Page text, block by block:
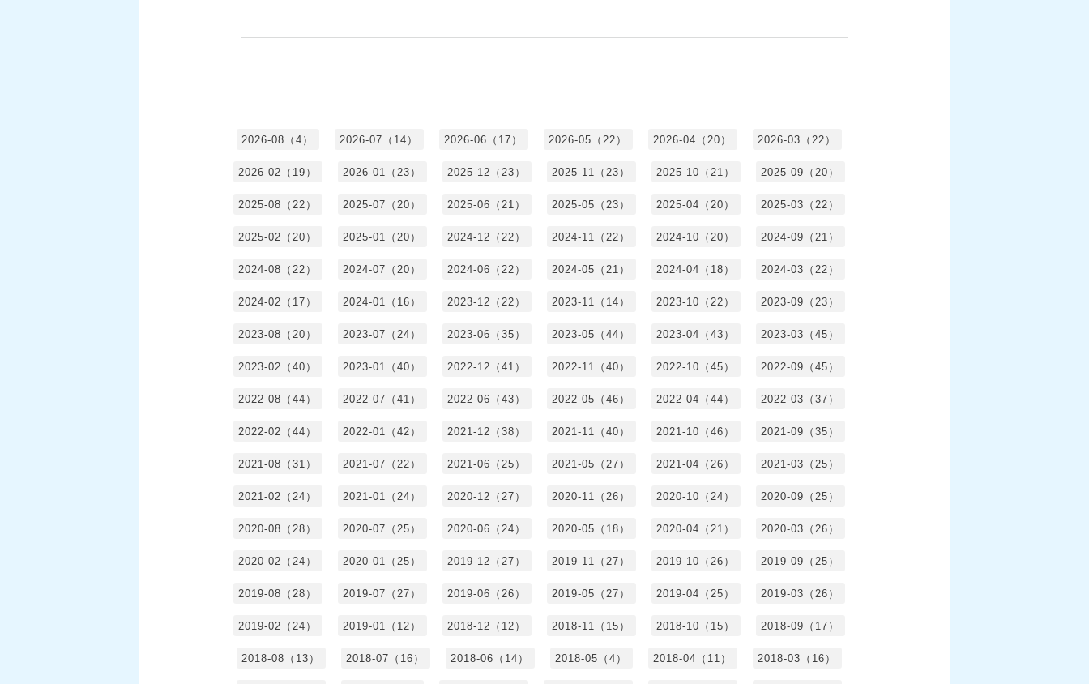
2026-08（4） 2026-07（14） 2026-06（17） 2026-05（22） 2026-04（20） 2026-03（22）
2026-02（19） 2026-01（23） 2025-12（23） 2025-11（23） 2025-10（21） 2025-09（20）
2025-08（22） 2025-07（20） 2025-06（21） 2025-05（23） 2025-04（20） 2025-03（22）
2025-02（20） 2025-01（20） 2024-12（22） 2024-11（22） 2024-10（20） 2024-09（21）
2024-08（22） 2024-07（20） 2024-06（22） 2024-05（21） 2024-04（18） 2024-03（22）
2024-02（17） 2024-01（16） 2023-12（22） 2023-11（14） 2023-10（22） 2023-09（23）
2023-08（20） 2023-07（24） 2023-06（35） 2023-05（44） 2023-04（43） 2023-03（45）
2023-02（40） 2023-01（40） 2022-12（41） 2022-11（40） 2022-10（45） 2022-09（45）
2022-08（44） 2022-07（41） 2022-06（43） 2022-05（46） 2022-04（44） 2022-03（37）
2022-02（44） 2022-01（42） 2021-12（38） 2021-11（40） 2021-10（46） 2021-09（35）
2021-08（31） 2021-07（22） 2021-06（25） 2021-05（27） 2021-04（26） 2021-03（25）
2021-02（24） 2021-01（24） 2020-12（27） 2020-11（26） 2020-10（24） 2020-09（25）
2020-08（28） 2020-07（25） 2020-06（24） 2020-05（18） 2020-04（21） 2020-03（26）
2020-02（24） 2020-01（25） 2019-12（27） 2019-11（27） 2019-10（26） 2019-09（25）
2019-08（28） 2019-07（27） 2019-06（26） 2019-05（27） 2019-04（25） 2019-03（26）
2019-02（24） 2019-01（12） 2018-12（12） 2018-11（15） 2018-10（15） 2018-09（17）
2018-08（13） 2018-07（16） 2018-06（14） 2018-05（4） 2018-04（11） 2018-03（16）